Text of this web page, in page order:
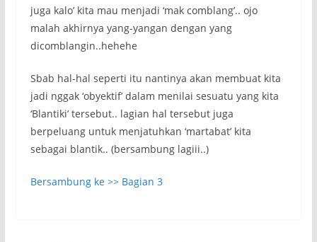
juga kalo’ kita mau menjadi ‘mak comblang’.. ojo
malah akhirnya yang-yangan dengan yang
dicomblangin..hehehe
Sbab hal-hal seperti itu nantinya akan membuat kita
jadi nggak ‘obyektif’ dalam menilai sesuatu yang kita
‘Blantiki’ tersebut.. lagian hal tersebut juga
berpeluang untuk menjatuhkan ‘martabat’ kita
sebagai blantik.. (bersambung lagiii..)
Bersambung ke >> Bagian 3